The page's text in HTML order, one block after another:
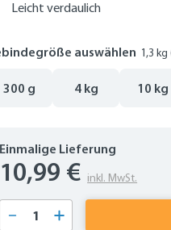
Leicht verdaulich
auswählen 1,3 kg
300 g 4 kg 10 kg
Einmalige Lieferung
10,99 € inkl. MwSt.
Produkt Anzahl: